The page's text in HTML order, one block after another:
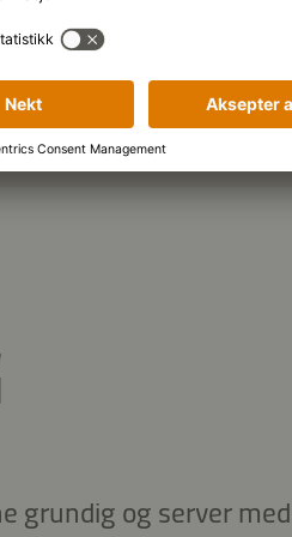
ingredienser
grundig og server